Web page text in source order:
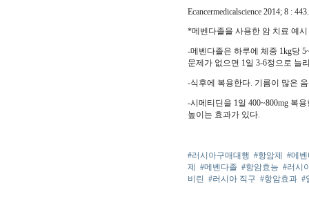
Ecancermedicalscience 2014; 8 :
*메벤다졸을 사용한 암 치료 예시
-메벤다졸은 하루에 체중 1kg당
문제가 없으면 1일 3-6정으로 늘
-식후에 복용한다. 기름이 많은
-시메티딘을 1일 400~800mg 복
높이는 효과가 있다.
#러시아구매대행 #항암제
#메
제
#메벤다졸 #항암효능 #러시
비린 #러시아 직구 #항암효과 #